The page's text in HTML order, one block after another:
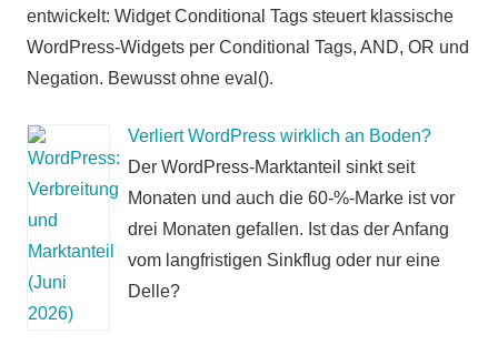
entwickelt: Widget Conditional Tags steuert klassische
WordPress-Widgets per Conditional Tags, AND, OR und
Negation. Bewusst ohne eval().
Verliert WordPress wirklich an Boden?
Der WordPress-Marktanteil sinkt seit
Monaten und auch die 60-%-Marke ist vor
drei Monaten gefallen. Ist das der Anfang
vom langfristigen Sinkflug oder nur eine
Delle?